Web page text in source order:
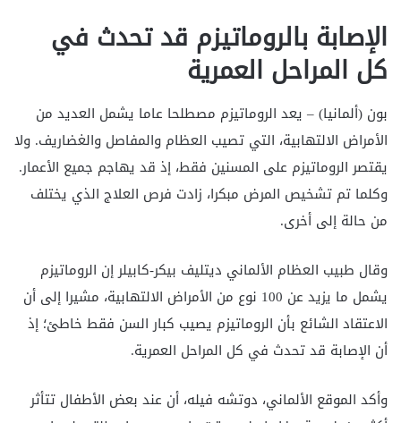
الإصابة بالروماتيزم قد تحدث في
كل المراحل العمرية
بون (ألمانيا) – يعد الروماتيزم مصطلحا عاما يشمل العديد من
الأمراض الالتهابية، التي تصيب العظام والمفاصل والغضاريف. ولا
يقتصر الروماتيزم على المسنين فقط، إذ قد يهاجم جميع الأعمار.
وكلما تم تشخيص المرض مبكرا، زادت فرص العلاج الذي يختلف
من حالة إلى أخرى.
وقال طبيب العظام الألماني ديتليف بيكر-كابيلر إن الروماتيزم
يشمل ما يزيد عن 100 نوع من الأمراض الالتهابية، مشيرا إلى أن
الاعتقاد الشائع بأن الروماتيزم يصيب كبار السن فقط خاطئ؛ إذ
أن الإصابة قد تحدث في كل المراحل العمرية.
وأكد الموقع الألماني، دوتشه فيله، أن عند بعض الأطفال تتأثر